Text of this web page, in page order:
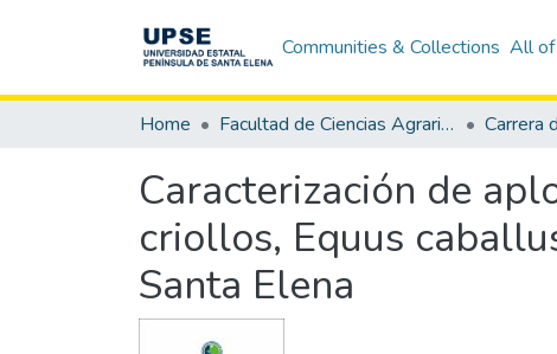
Communities & Collections All of
Home Facultad de Ciencias Agrarias Carrera
Caracterización de
criollos, Equus
Santa Elena